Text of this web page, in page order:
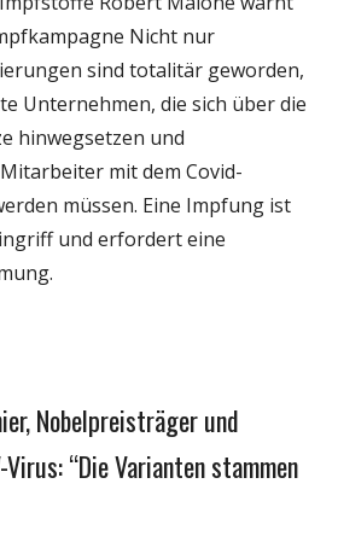
Nicht nur
sind totalitär geworden,
Unternehmen, die sich über die
hinwegsetzen und
mit dem Covid-
müssen. Eine Impfung ist
und erfordert eine
Nobelpreisträger und
“Die Varianten stammen